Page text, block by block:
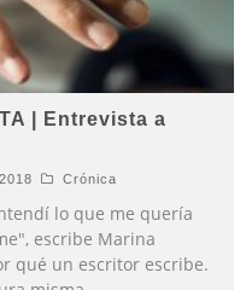
| Entrevista a
Crónica
lo que me quería
escribe Marina
qué un escritor escribe.